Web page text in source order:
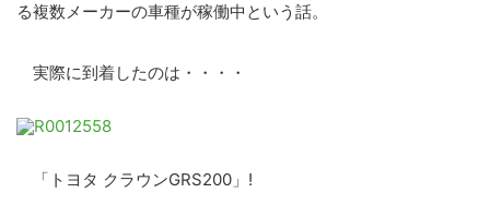
る複数メーカーの車種が稼働中という話。
実際に到着したのは・・・・
「トヨタ クラウンGRS200」!